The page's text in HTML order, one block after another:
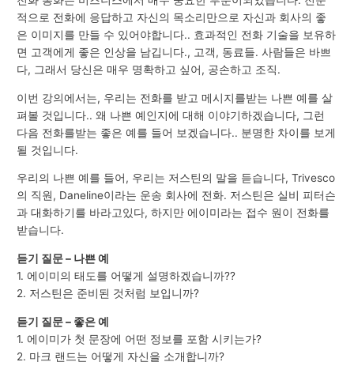
적으로 전화에 응답하고 자신의 목소리만으로 자신과 회사의 좋
은 이미지를 만들 수 있어야합니다.. 효과적인 전화 기술을 보유하
면 고객에게 좋은 인상을 남깁니다., 고객, 동료들. 사람들은 바쁘
다, 그래서 당신은 매우 명확하고 싶어, 공손하고 조직.
이번 강의에서는, 우리는 전화를 받고 메시지를받는 나쁜 예를 살
펴볼 것입니다.. 왜 나쁜 예인지에 대해 이야기하겠습니다, 그런
다음 전화를받는 좋은 예를 들어 보겠습니다.. 분명한 차이를 보게
될 것입니다.
우리의 나쁜 예를 들어, 우리는 저스틴의 말을 듣습니다, Trivesco
의 직원, Daneline이라는 운송 회사에 전화. 저스틴은 실비 피터슨
과 대화하기를 바라고있다, 하지만 에이미라는 접수 원이 전화를
받습니다.
듣기 질문 – 나쁜 예
1. 에이미의 태도를 어떻게 설명하겠습니까??
2. 저스틴은 준비된 것처럼 보입니까?
듣기 질문 – 좋은 예
1. 에이미가 첫 문장에 어떤 정보를 포함 시키는가?
2. 마크 랜드는 어떻게 자신을 소개합니까?